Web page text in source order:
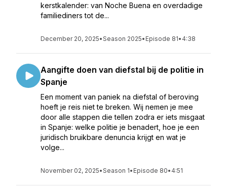
kerstkalender: van Noche Buena en overdadige
familiediners tot de...
December 20, 2025•Season 2025• Episode 81• 4:38
Aangifte doen van diefstal bij de politie in
Spanje
Een moment van paniek na diefstal of beroving
hoeft je reis niet te breken. Wij nemen je mee
door alle stappen die tellen zodra er iets misgaat
in Spanje: welke politie je benadert, hoe je een
juridisch bruikbare denuncia krijgt en wat je
volge...
November 02, 2025•Season 1• Episode 80• 4:51